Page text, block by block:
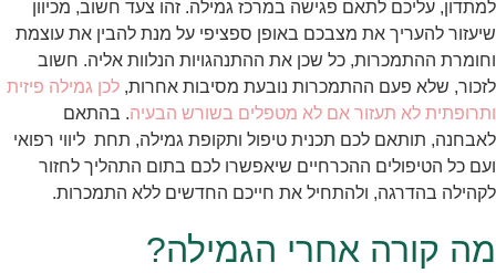
למתדון, עליכם לתאם פגישה במרכז גמילה. זהו צעד חשוב, מכיוון
שיעזור להעריך את מצבכם באופן ספציפי על מנת להבין את עוצמת
וחומרת ההתמכרות, כל שכן את ההתנהגויות הנלוות אליה. חשוב
לזכור, שלא פעם ההתמכרות נובעת מסיבות אחרות, לכן גמילה פיזית
ותרופתית לא תעזור אם לא מטפלים בשורש הבעיה. בהתאם
לאבחנה, תותאם לכם תכנית טיפול ותקופת גמילה, תחת ליווי רפואי
ועם כל הטיפולים ההכרחיים שיאפשרו לכם בתום התהליך לחזור
לקהילה בהדרגה, ולהתחיל את חייכם החדשים ללא התמכרות.
מה קורה אחרי הגמילה?